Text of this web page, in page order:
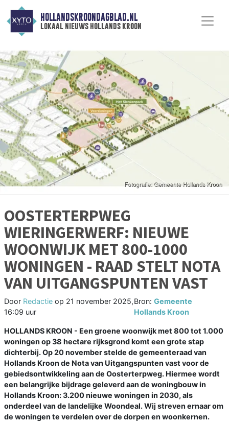
HOLLANDSKROONDAGBLAD.NL
lokaal nieuws hollands kroon
OOSTERTERPWEG
WIERINGERWERF: NIEUWE
WOONWIJK MET 800-1000
WONINGEN - RAAD STELT NOTA
VAN UITGANGSPUNTEN VAST
Door Redactie op 21 november 2025,
16:09 uur
Bron: Gemeente
Hollands Kroon
HOLLANDS KROON - Een groene woonwijk met 800 tot 1.000
woningen op 38 hectare rijksgrond komt een grote stap
dichterbij. Op 20 november stelde de gemeenteraad van
Hollands Kroon de Nota van Uitgangspunten vast voor de
gebiedsontwikkeling aan de Oosterterpweg. Hiermee wordt
een belangrijke bijdrage geleverd aan de woningbouw in
Hollands Kroon: 3.200 nieuwe woningen in 2030, als
onderdeel van de landelijke Woondeal. Wij streven ernaar om
de woningen te verdelen over de dorpen en woonkernen.